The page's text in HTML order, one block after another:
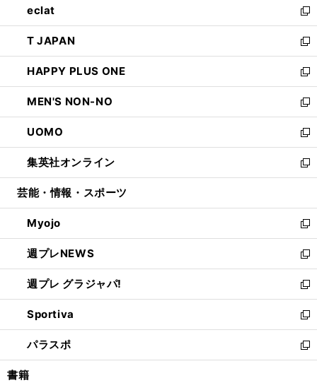
く
で
開
く
ド
ウ
で
開
く
ィ
ン
ド
ウ
で
開
く
い
ウ
ィ
ン
ド
ウ
で
開
く
eclat
新
し
い
ウ
ィ
ン
ド
ウ
で
開
く
T JAPAN
新
し
い
ウ
ィ
ン
ド
ウ
で
開
HAPPY PLUS ONE
新
し
い
ウ
ィ
ン
ド
ウ
開
く
MEN'S NON-NO
新
し
い
ウ
ィ
ン
ウ
で
開
く
UOMO
新
し
い
ウ
ン
ド
ウ
で
開
く
集英社オンライン
新
し
ウ
ィ
ン
ド
ウ
で
開
く
芸能・情報・スポーツ
Myojo
新
し
い
ウ
ィ
ン
ド
ウ
で
開
週プレNEWS
新
し
い
ウ
ィ
ン
ド
ウ
週プレ グラジャパ!
新
し
い
ウ
ィ
ン
Sportiva
新
し
い
ウ
パラスポ
新
し
書籍